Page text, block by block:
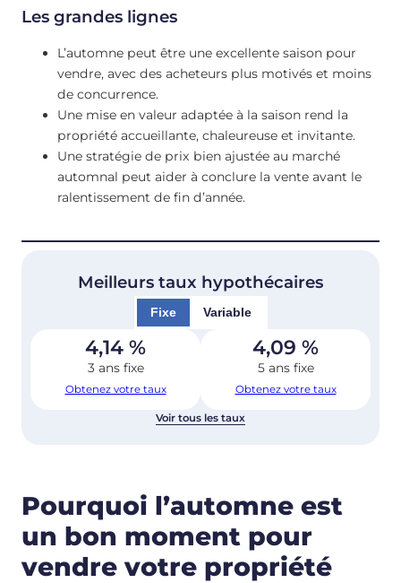
Les grandes lignes
L’automne peut être une excellente saison pour
vendre, avec des acheteurs plus motivés et moins
de concurrence.
Une mise en valeur adaptée à la saison rend la
propriété accueillante, chaleureuse et invitante.
Une stratégie de prix bien ajustée au marché
automnal peut aider à conclure la vente avant le
ralentissement de fin d’année.
Meilleurs taux hypothécaires
Fixe Variable
4,14 %
3 ans fixe
Obtenez votre taux
4,09 %
5 ans fixe
Obtenez votre taux
Voir tous les taux
Pourquoi l’automne est
un bon moment pour
vendre votre propriété